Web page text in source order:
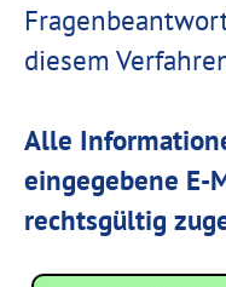
diesem
Alle
eingegebene E-
rechtsgültig